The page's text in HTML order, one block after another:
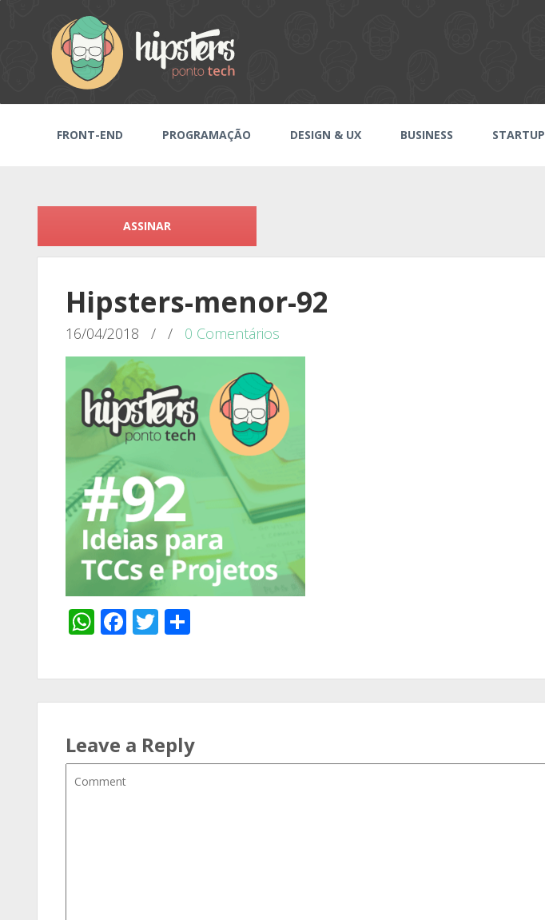
FRONT-END PROGRAMAÇÃO DESIGN & UX BUSINESS STARTUP
ASSINAR
Hipsters-menor-92
16/04/2018 / / 0 Comentários
WhatsApp
Facebook
Twitter
Leave a Reply